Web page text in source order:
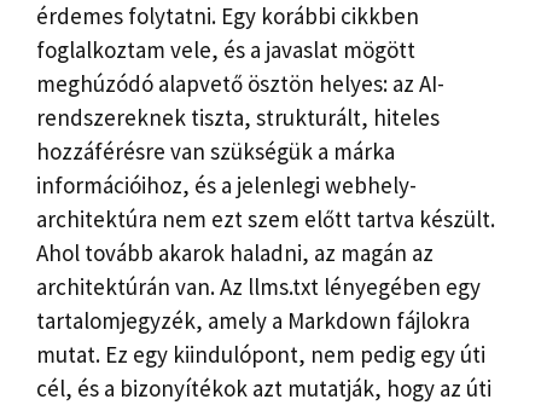
érdemes folytatni. Egy korábbi cikkben
foglalkoztam vele, és a javaslat mögött
meghúzódó alapvető ösztön helyes: az AI-
rendszereknek tiszta, strukturált, hiteles
hozzáférésre van szükségük a márka
információihoz, és a jelenlegi webhely-
architektúra nem ezt szem előtt tartva készült.
Ahol tovább akarok haladni, az magán az
architektúrán van. Az llms.txt lényegében egy
tartalomjegyzék, amely a Markdown fájlokra
mutat. Ez egy kiindulópont, nem pedig egy úti
cél, és a bizonyítékok azt mutatják, hogy az úti